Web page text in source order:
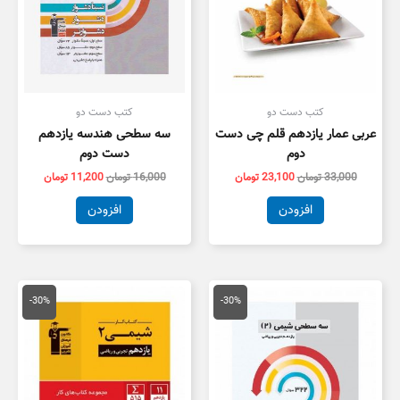
کتب دست دو
عربی عمار یازدهم قلم چی دست
دوم
33,000تومان23,100تومان
افزودن
کتب دست دو
سه سطحی هندسه یازدهم
دست دوم
16,000تومان11,200 تومان
افزودن
-30%
12,000 تومان
بود.
قیمت
فعلی
-30%
اصلی
15,000 تومان
بود.
قیمت
فعلی